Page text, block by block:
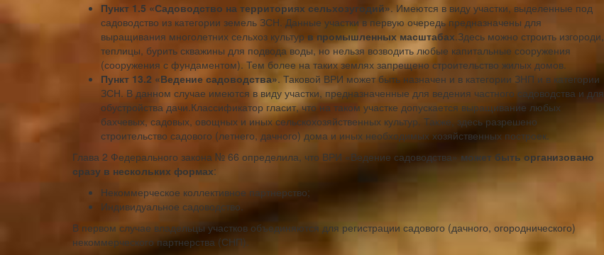
Пункт 1.5 «Садоводство на территориях сельхозугодий». Имеются в виду участки, выделенные под
садоводство из категории земель ЗСН. Данные участки в первую очередь предназначены для
выращивания многолетних сельхоз культур в промышленных масштабах.Здесь можно строить изгороди,
теплицы, бурить скважины для подвода воды, но нельзя возводить любые капитальные сооружения
(сооружения с фундаментом). Тем более на таких землях запрещено строительство жилых домов.
Пункт 13.2 «Ведение садоводства». Таковой ВРИ может быть назначен и в категории ЗНП и в категории
ЗСН. В данном случае имеются в виду участки, предназначенные для ведения частного садоводства и для
обустройства дачи.Классификатор гласит, что на таком участке допускается выращивание любых
бахчевых, садовых, овощных и иных сельскохозяйственных культур. Также, здесь разрешено
строительство садового (летнего, дачного) дома и иных необходимых хозяйственных построек.
Глава 2 Федерального закона № 66 определила, что ВРИ «Ведение садоводства» может быть организовано
сразу в нескольких формах:
Некоммерческое коллективное партнерство;
Индивидуальное садоводство.
В первом случае владельцы участков объединяются для регистрации садового (дачного, огороднического)
некоммерческого партнерства (СНП).